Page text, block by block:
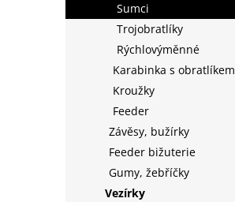
Sumci
Trojobratlíky
Rýchlovýměnné
Karabinka s obratlíkem
Kroužky
Feeder
Závěsy, bužírky
Feeder bižuterie
Gumy, žebříčky
Vezírky